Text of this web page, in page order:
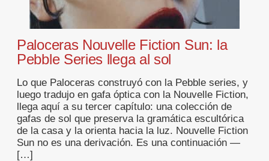
Paloceras Nouvelle Fiction Sun: la
Pebble Series llega al sol
Lo que Paloceras construyó con la Pebble series, y
luego tradujo en gafa óptica con la Nouvelle Fiction,
llega aquí a su tercer capítulo: una colección de
gafas de sol que preserva la gramática escultórica
de la casa y la orienta hacia la luz. Nouvelle Fiction
Sun no es una derivación. Es una continuación —
[…]